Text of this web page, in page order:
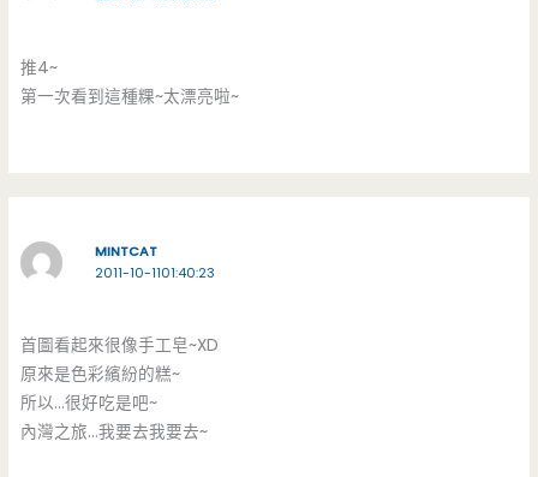
推4~
第一次看到這種粿~太漂亮啦~
MINTCAT
2011-10-1101:40:23
首圖看起來很像手工皂~XD
原來是色彩繽紛的糕~
所以…很好吃是吧~
內灣之旅…我要去我要去~